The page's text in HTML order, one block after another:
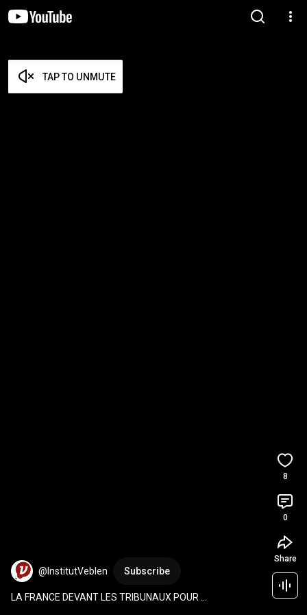
TAP TO UNMUTE
@InstitutVeblen Subscribe
LA FRANCE DEVANT LES TRIBUNAUX POUR
8
0
Share